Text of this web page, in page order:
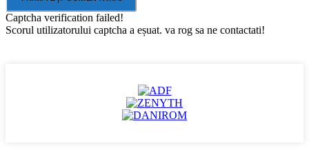
Captcha verification failed!
Scorul utilizatorului captcha a eșuat. va rog sa ne contactati!